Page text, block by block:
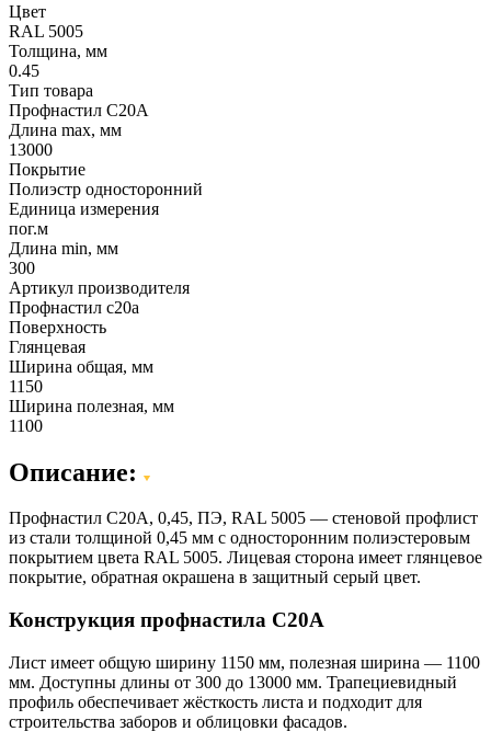
Цвет
RAL 5005
Толщина, мм
0.45
Тип товара
Профнастил С20А
Длина max, мм
13000
Покрытие
Полиэстр односторонний
Единица измерения
пог.м
Длина min, мм
300
Артикул производителя
Профнастил c20a
Поверхность
Глянцевая
Ширина общая, мм
1150
Ширина полезная, мм
1100
Описание:
Профнастил C20A, 0,45, ПЭ, RAL 5005 — стеновой профлист
из стали толщиной 0,45 мм с односторонним полиэстеровым
покрытием цвета RAL 5005. Лицевая сторона имеет глянцевое
покрытие, обратная окрашена в защитный серый цвет.
Конструкция профнастила С20А
Лист имеет общую ширину 1150 мм, полезная ширина — 1100
мм. Доступны длины от 300 до 13000 мм. Трапециевидный
профиль обеспечивает жёсткость листа и подходит для
строительства заборов и облицовки фасадов.